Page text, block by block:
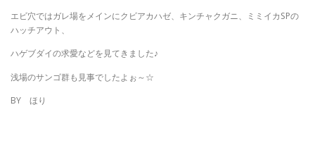
エビ穴ではガレ場をメインにクビアカハゼ、キンチャクガニ、ミミイカSPの
ハッチアウト、
ハゲブダイの求愛などを見てきました♪
浅場のサンゴ群も見事でしたよぉ～☆
BY ほり